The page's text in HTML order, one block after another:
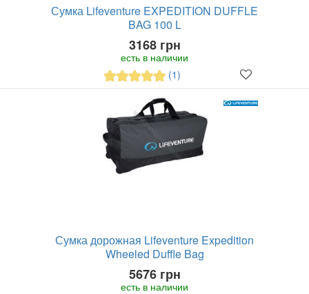
Сумка Lifeventure EXPEDITION DUFFLE
BAG 100 L
3168 грн
есть в наличии
(1)
Сумка дорожная Lifeventure Expedition
Wheeled Duffle Bag
5676 грн
есть в наличии